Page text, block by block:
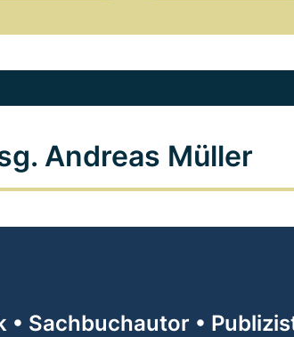
Andreas Müller
Sachbuchautor •